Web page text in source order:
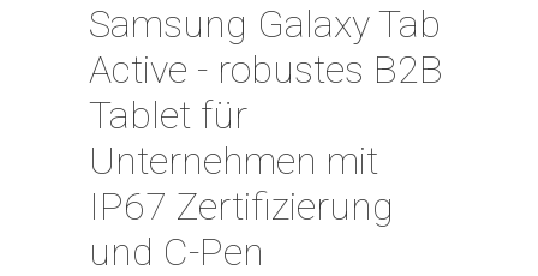
Samsung Galaxy Tab
Active - robustes B2B
Tablet für
Unternehmen mit
IP67 Zertifizierung
und C-Pen